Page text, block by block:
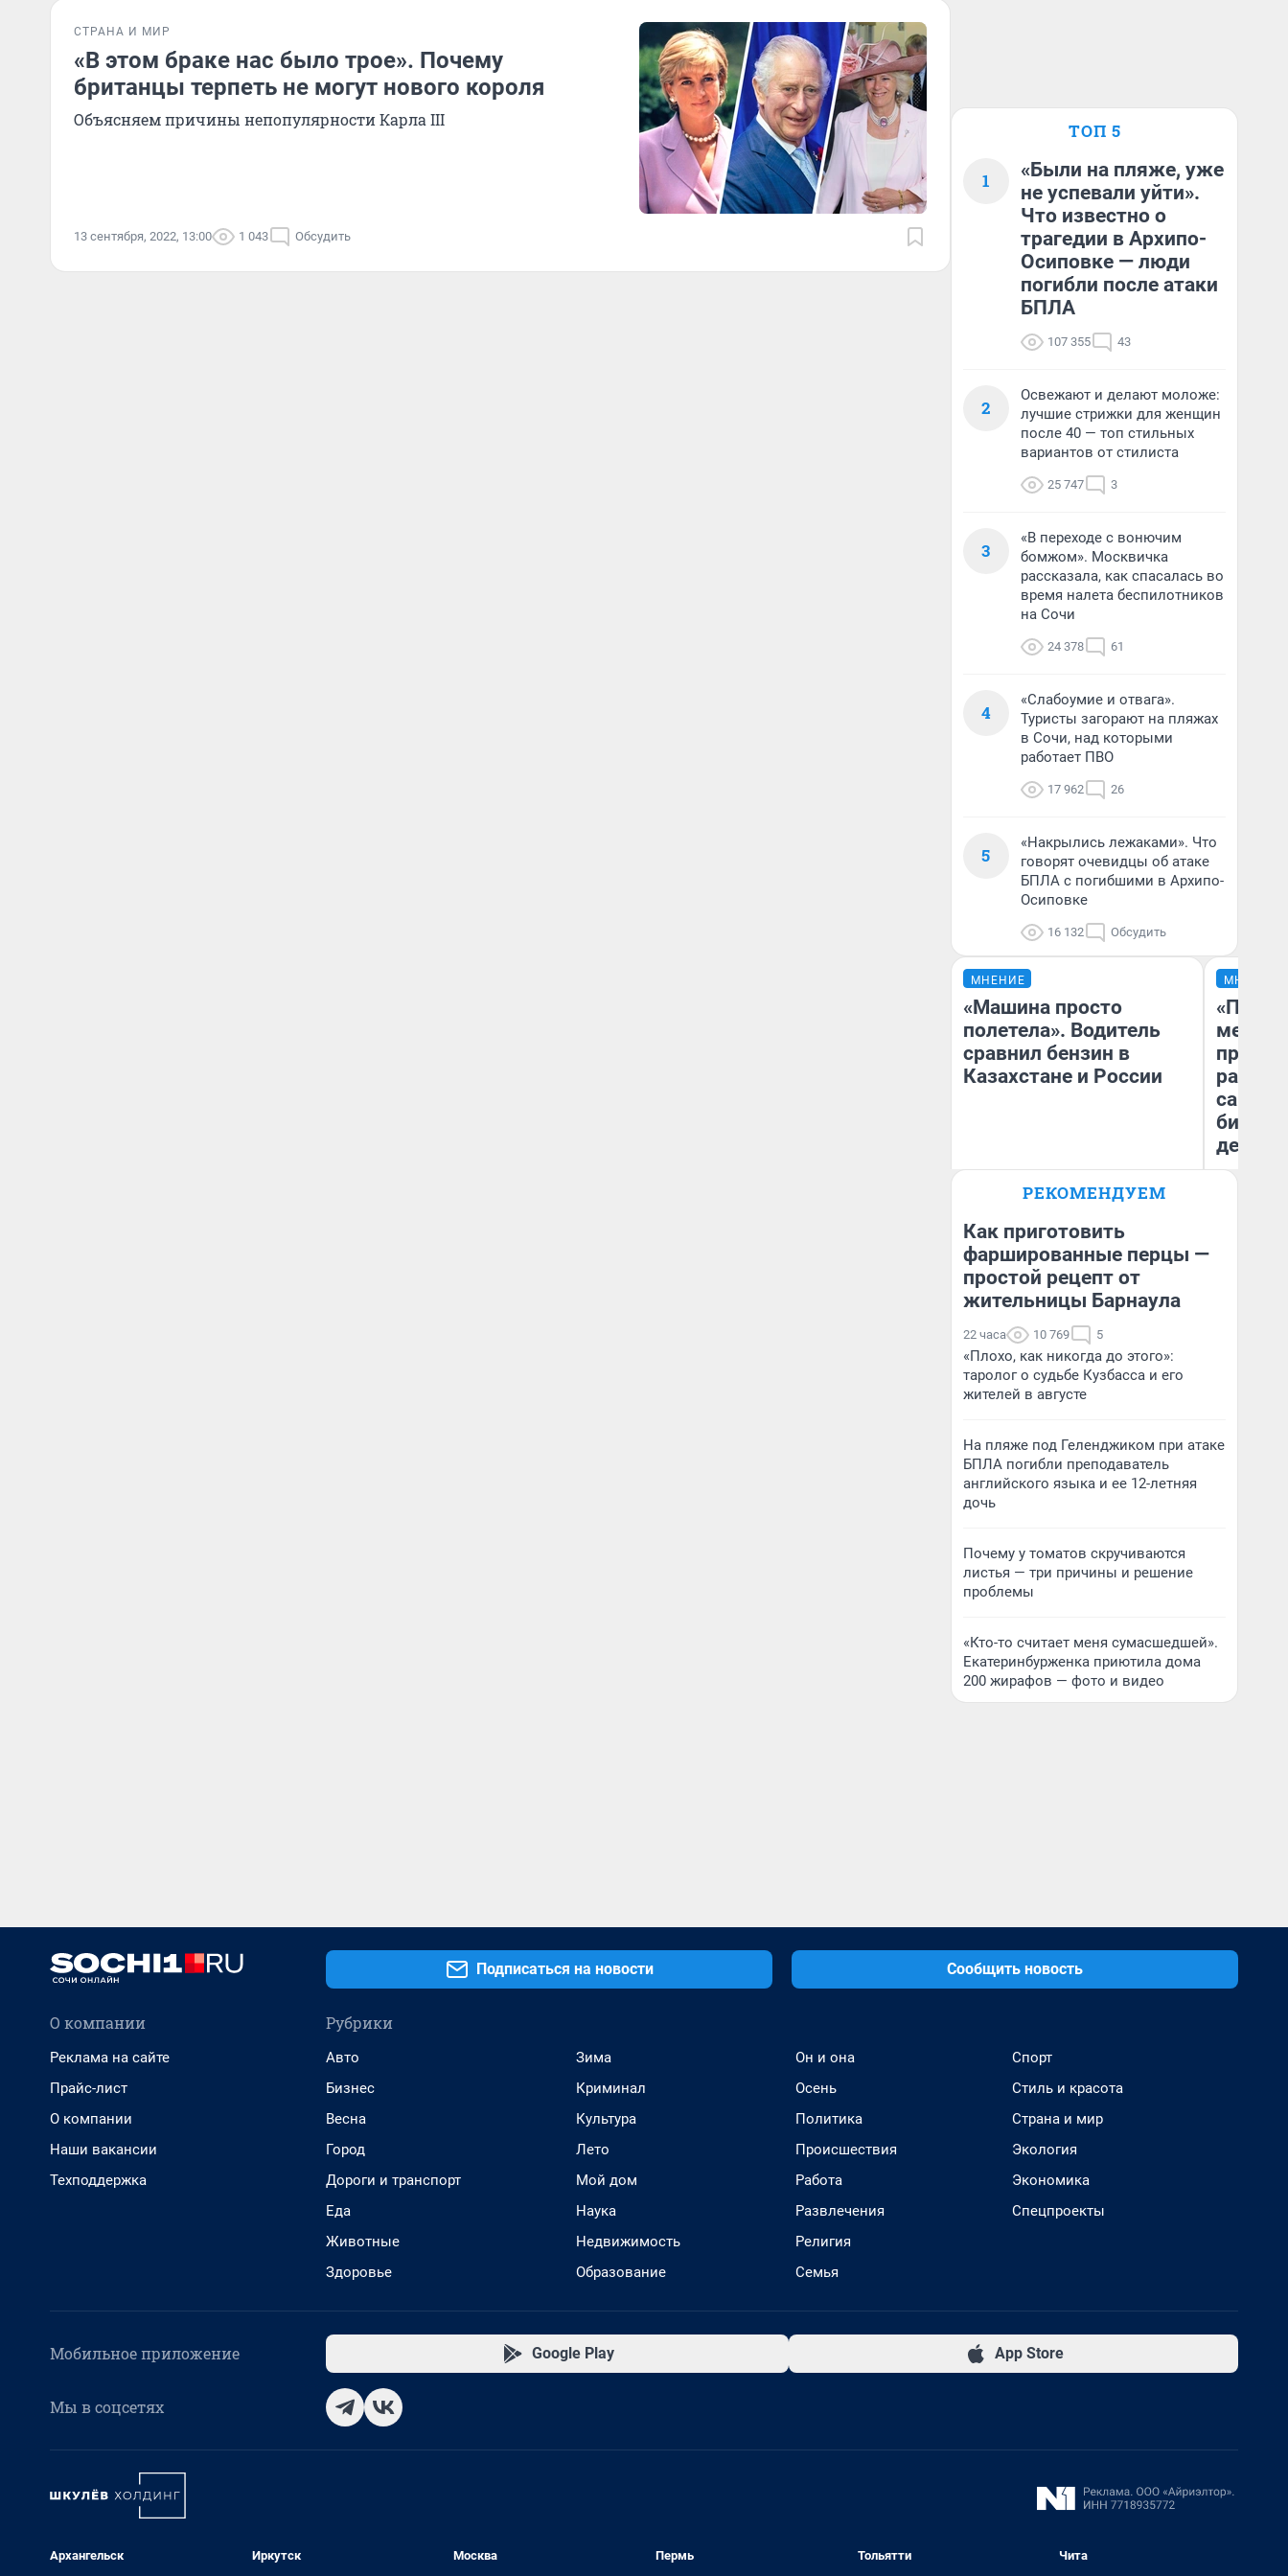
СТРАНА И МИР
«В этом браке нас было трое». Почему
британцы терпеть не могут нового короля
Объясняем причины непопулярности Карла III
13 сентября, 2022, 13:00 1 043 Обсудить
ТОП 5
1
«Были на пляже, уже
не успевали уйти».
Что известно о
трагедии в Архипо-
Осиповке — люди
погибли после атаки
БПЛА
107 355 43
2
Освежают и делают моложе:
лучшие стрижки для женщин
после 40 — топ стильных
вариантов от стилиста
25 747 3
3
«В переходе с вонючим
бомжом». Москвичка
рассказала, как спасалась во
время налета беспилотников
на Сочи
24 378 61
4
«Слабоумие и отвага».
Туристы загорают на пляжах
в Сочи, над которыми
работает ПВО
17 962 26
5
«Накрылись лежаками». Что
говорят очевидцы об атаке
БПЛА с погибшими в Архипо-
Осиповке
16 132 Обсудить
МНЕНИЕ
«Машина просто
полетела». Водитель
сравнил бензин в
Казахстане и России
Анатолий Кузнецов
МНЕНИЕ
самом
РЕКОМЕНДУЕМ
Как приготовить
фаршированные перцы —
простой рецепт от
жительницы Барнаула
22 часа 10 769 5
«Плохо, как никогда до этого»:
таролог о судьбе Кузбасса и его
жителей в августе
На пляже под Геленджиком при атаке
БПЛА погибли преподаватель
английского языка и ее 12-летняя
дочь
Почему у томатов скручиваются
листья — три причины и решение
проблемы
«Кто-то считает меня сумасшедшей».
Екатеринбурженка приютила дома
200 жирафов — фото и видео
Подписаться на новости Сообщить новость
О компании
Реклама на сайте
Прайс-лист
О компании
Наши вакансии
Техподдержка
Рубрики
Авто
Бизнес
Весна
Город
Дороги и транспорт
Еда
Животные
Здоровье
Зима
Криминал
Культура
Лето
Мой дом
Наука
Недвижимость
Образование
Он и она
Осень
Политика
Происшествия
Работа
Развлечения
Религия
Семья
Спорт
Стиль и красота
Страна и мир
Экология
Экономика
Спецпроекты
Мобильное приложение Google Play App Store
Мы в соцсетях
Архангельск
Иркутск
Москва
Пермь
Тольятти
Чита